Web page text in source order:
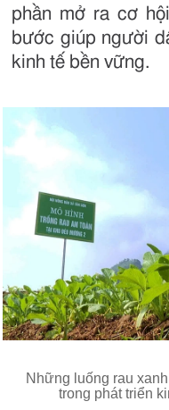
phần mở ra cơ
bước giúp người
kinh tế bền vững.
Những luống rau
trong phát triển